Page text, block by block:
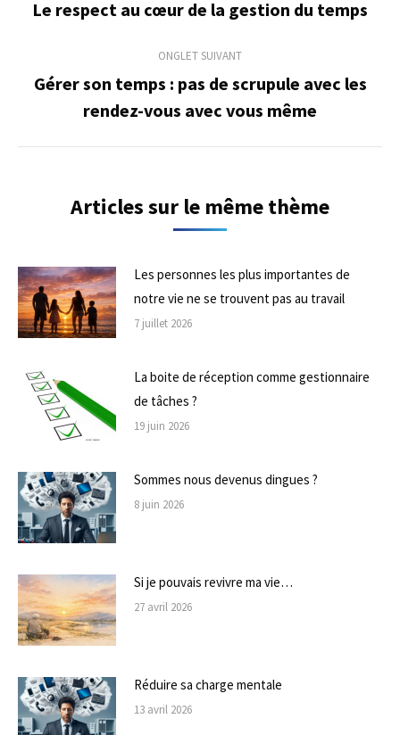
commentaire
Onglet
Le respect au cœur de la gestion du temps
ONGLET SUIVANT
Onglet
suivant
Gérer son temps : pas de scrupule avec les
rendez-vous avec vous même
Articles sur le même thème
Les personnes les plus importantes de
notre vie ne se trouvent pas au travail
7 juillet 2026
La boite de réception comme gestionnaire
de tâches ?
19 juin 2026
Sommes nous devenus dingues ?
8 juin 2026
Si je pouvais revivre ma vie…
27 avril 2026
Réduire sa charge mentale
13 avril 2026